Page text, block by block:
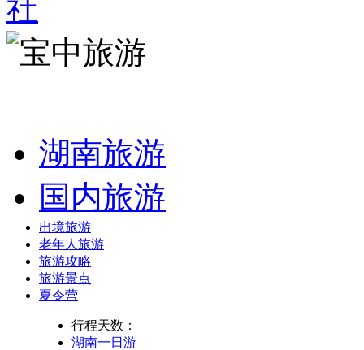
湖南旅游
国内旅游
出境旅游
老年人旅游
旅游攻略
旅游景点
夏令营
行程天数：
湖南一日游